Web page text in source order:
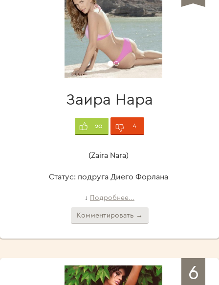
Заира Нара
20 4
(Zaira Nara)
Статус: подруга Диего Форлана
↓ Подробнее...
Комментировать →
6